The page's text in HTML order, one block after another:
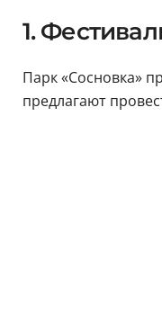
1.
Парк «Сосновка»
предлагают